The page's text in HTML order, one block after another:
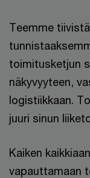
Teemme
toimitusketjun
näkyvyyteen,
logistiikkaan.
juuri sinun
Kaiken
vapauttamaan